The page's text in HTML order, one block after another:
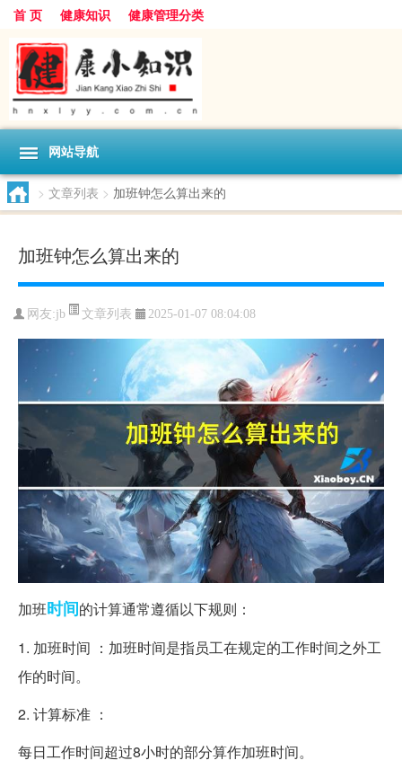
首 页 健康知识 健康管理分类
网站导航
> 文章列表 > 加班钟怎么算出来的
加班钟怎么算出来的
网友:jb 文章列表 2025-01-07 08:04:08
加班时间的计算通常遵循以下规则：
1. 加班时间 ：加班时间是指员工在规定的工作时间之外工
作的时间。
2. 计算标准 ：
每日工作时间超过8小时的部分算作加班时间。